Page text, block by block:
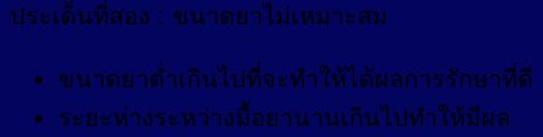
ประเด็นที่สอง : ขนาดยาไม่เหมาะสม
ขนาดยาต่ำเกินไปที่จะทำให้ได้ผลการรักษาที่ดี
ระยะห่างระหว่างมื้อยานานเกินไปทำให้มีผล